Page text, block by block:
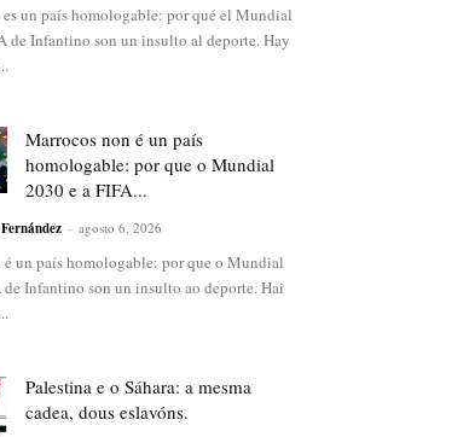
un país homologable: por qué el Mundial
de Infantino son un insulto al deporte. Hay
Marrocos non é un país
homologable: por que o Mundial
2030 e a FIFA...
- agosto 6, 2026
é un país homologable: por que o Mundial
de Infantino son un insulto ao deporte. Hai
Palestina e o Sáhara: a mesma
cadea, dous eslavóns.